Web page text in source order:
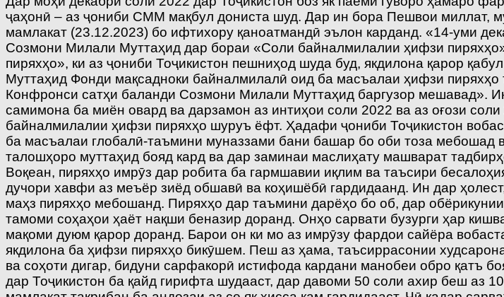
ҷаҳонӣ – аз ҷониби СММ мақбул дониста шуд. Дар ин бора Пешвои
мамлакат (23.12.2023) бо ифтихору қаноатмандӣ эълон карданд. «14-уми
Созмони Милали Муттаҳид дар бораи «Соли байналмилалии ҳифзи
пиряхҳо», ки аз ҷониби Тоҷикистон пешниҳод шуда буд, якдилона қарор
Муттаҳид Фонди мақсадноки байналмилалӣ оид ба масъалаи ҳифзи
Конфронси сатҳи баланди Созмони Милали Муттаҳид баргузор мешавад».
самимона ба миён овард ва дарзамон аз интиҳои соли 2022 ва аз оғози
байналмилалии ҳифзи пиряхҳо шуруъ ёфт. Ҳадафи ҷониби Тоҷикистон
ба масъалаи глобалӣ-таъмини муназзами бани башар бо оби тоза мебошад
талошҳоро муттаҳид бояд кард ва дар заминаи маслиҳату машварат
Воқеан, пиряхҳо имрӯз дар робита ба гармшавии иқлим ва таъсири
дучори хавфи аз меъёр зиёд обшавӣ ва коҳишёбӣ гардидаанд. Ин дар
маҳз пиряхҳо мебошанд. Пиряхҳо дар таъмини дарёҳо бо об, дар
тамоми соҳаҳои ҳаёт нақши беназир доранд. Онҳо сарвати бузурги ҳар
мақоми дуюм қарор доранд. Барои он ки мо аз имрӯзу фардои сайёра
якдилона ба ҳифзи пиряхҳо бикӯшем. Пеш аз ҳама, таъсиррасонии
ва соҳоти дигар, бидуни сарфакорӣ истифода кардани манобеи обро қатъ
дар Тоҷикистон ба қайд гирифта шудааст, дар давоми 50 соли ахир беш аз